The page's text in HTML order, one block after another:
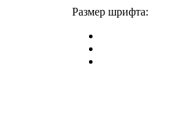
Размер шрифта: